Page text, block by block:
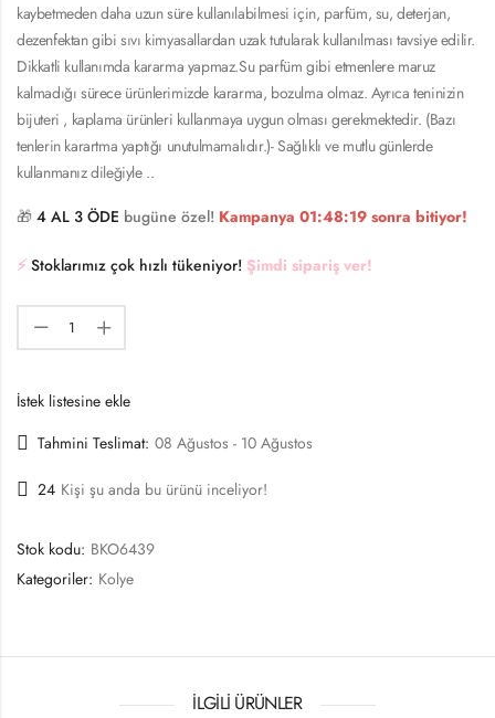
kaybetmeden daha uzun süre kullanılabilmesi için, parfüm, su, deterjan,
dezenfektan gibi sıvı kimyasallardan uzak tutularak kullanılması tavsiye edilir.
Dikkatli kullanımda kararma yapmaz.Su parfüm gibi etmenlere maruz
kalmadığı sürece ürünlerimizde kararma, bozulma olmaz. Ayrıca teninizin
bijuteri , kaplama ürünleri kullanmaya uygun olması gerekmektedir. (Bazı
tenlerin karartma yaptığı unutulmamalıdır.)- Sağlıklı ve mutlu günlerde
kullanmanız dileğiyle ..
🎁 4 AL 3 ÖDE bugüne özel! Kampanya 01:48:18 sonra bitiyor!
⚡️ Stoklarımız çok hızlı tükeniyor! Şimdi sipariş ver!
İstek listesine ekle
Tahmini Teslimat: 08 Ağustos - 10 Ağustos
24 Kişi şu anda bu ürünü inceliyor!
Stok kodu: BKO6439
Kategoriler: Kolye
İLGILI ÜRÜNLER